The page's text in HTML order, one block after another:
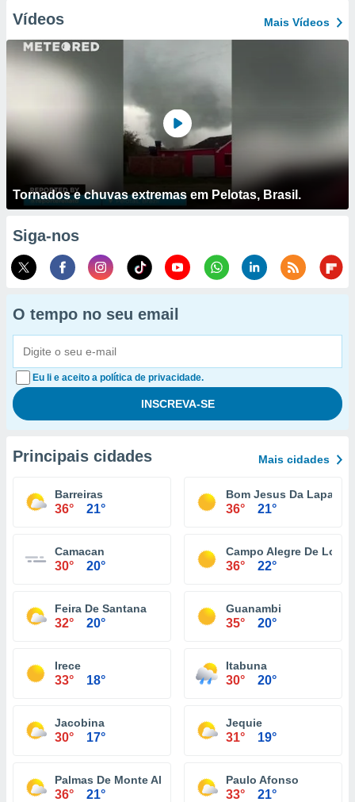
Vídeos Mais Vídeos
Tornados e chuvas extremas em Pelotas, Brasil.
Siga-nos
O tempo no seu email
Eu li e aceito a política de privacidade.
Principais cidades Mais cidades
Barreiras
36° 21°
Bom Jesus Da Lapa
36° 21°
Camacan
30° 20°
Campo Alegre De
36° 22°
Feira De Santana
32° 20°
Guanambi
35° 20°
Irece
33° 18°
Itabuna
30° 20°
Jacobina
30° 17°
Jequie
31° 19°
Palmas De Monte Alto
36° 21°
Paulo Afonso
33° 21°